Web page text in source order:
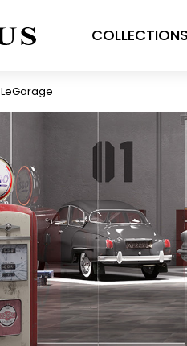
COLLECTIONS
LeGarage